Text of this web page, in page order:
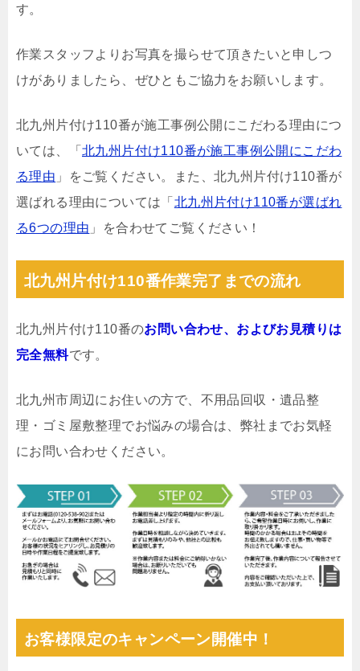
す。
作業スタッフよりお写真を撮らせて頂きたいと申しつ
けがありましたら、ぜひともご協力をお願いします。
北九州片付け110番が施工事例公開にこだわる理由につ
いては、「 北九州片付け110番が施工事例公開にこだわ
る理由 」をご覧ください。また、北九州片付け110番が
選ばれる理由については「 北九州片付け110番が選ばれ
る6つの理由 」を合わせてご覧ください！
北九州片付け110番作業完了までの流れ
北九州片付け110番のお問い合わせ、およびお見積りは
完全無料です。
北九州市周辺にお住いの方で、不用品回収・遺品整
理・ゴミ屋敷整理でお悩みの場合は、弊社までお気軽
にお問い合わせください。
お客様限定のキャンペーン開催中！